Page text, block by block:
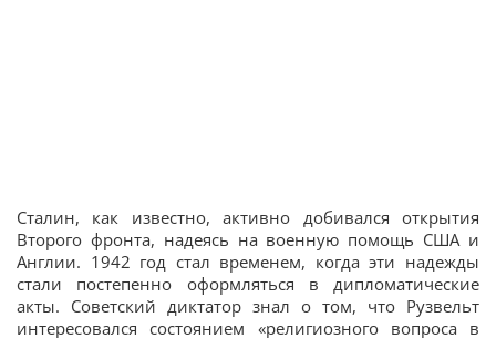
Сталин, как известно, активно добивался открытия
Второго фронта, надеясь на военную помощь США и
Англии. 1942 год стал временем, когда эти надежды
стали постепенно оформляться в дипломатические
акты. Советский диктатор знал о том, что Рузвельт
интересовался состоянием «религиозного вопроса в